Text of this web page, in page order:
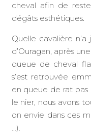
cheval afin de
dégâts esthétiques.
Quelle cavalière
d’Ouragan, après
queue de cheval
s’est retrouvée
en queue de rat
le nier, nous avons
on envie dans ces
…).